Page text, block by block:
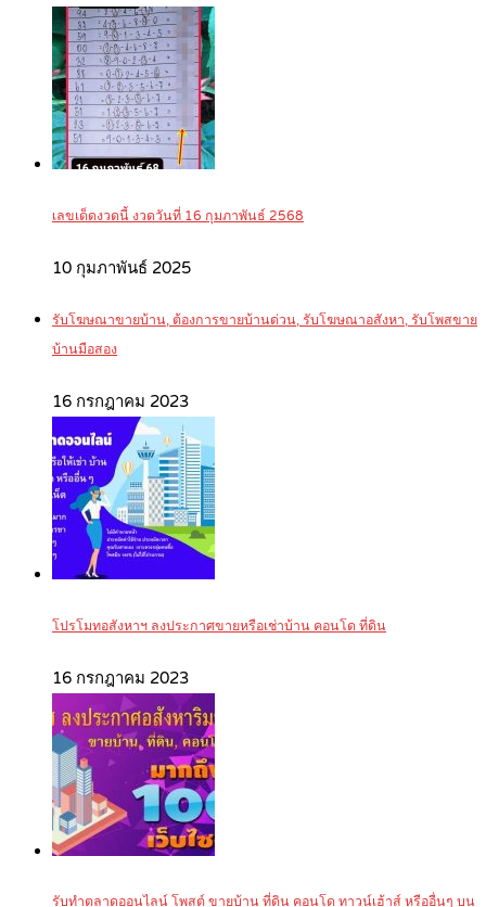
เลขเด็ดงวดนี้ งวดวันที่ 16 กุมภาพันธ์ 2568
10 กุมภาพันธ์ 2025
รับโฆษณาขายบ้าน, ต้องการขายบ้านด่วน, รับโฆษณาอสังหา, รับโพสขาย
บ้านมือสอง
16 กรกฎาคม 2023
โปรโมทอสังหาฯ ลงประกาศขายหรือเช่าบ้าน คอนโด ที่ดิน
16 กรกฎาคม 2023
รับทำตลาดออนไลน์ โพสต์ ขายบ้าน ที่ดิน คอนโด ทาวน์เฮ้าส์ หรืออื่นๆ บน